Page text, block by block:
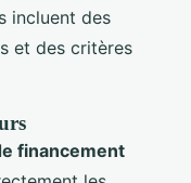
incluent des
et des critères
financement